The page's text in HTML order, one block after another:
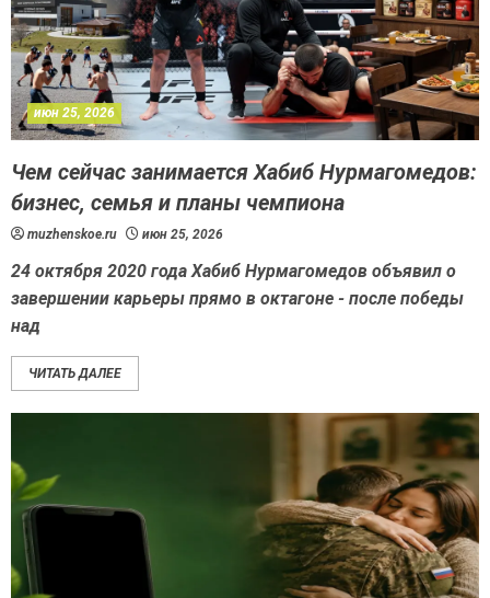
июн 25, 2026
Чем сейчас занимается Хабиб Нурмагомедов:
бизнес, семья и планы чемпиона
muzhenskoe.ru июн 25, 2026
24 октября 2020 года Хабиб Нурмагомедов объявил о
завершении карьеры прямо в октагоне - после победы
над
ЧИТАТЬ ДАЛЕЕ